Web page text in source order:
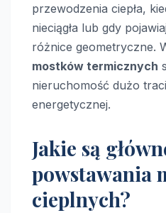
przewodzenia ciepła,
nieciągła lub gdy
różnice geometryczne.
mostków termicznych
nieruchomość dużo
energetycznej.
Jakie są
powstawania
cieplnych?